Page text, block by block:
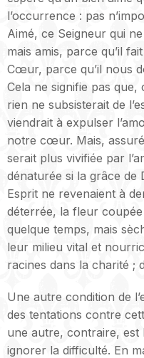
l’occurrence : pas
Aimé, ce Seigneur qui
mais amis, parce qu’il
Cœur, parce qu’il nous
Cela ne signifie pas
rien ne subsisterait de
viendrait à expulser
notre cœur. Mais,
serait plus vivifiée par
dénaturée si la grâce de
Esprit ne revenaient à
déterrée, la fleur
quelque temps, mais
leur milieu vital et
racines dans la charité ;
Une autre condition de
des tentations contre
une autre, contraire,
ignorer la difficulté. En